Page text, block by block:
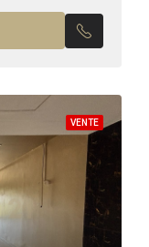
deux étages.
VENTE